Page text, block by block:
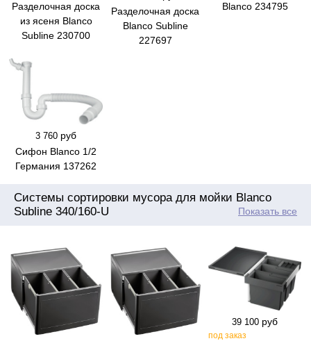
Разделочная доска
из ясеня Blanco
Subline 230700
Разделочная доска
Blanco Subline
227697
Blanco 234795
3 760 руб
Сифон Blanco 1/2
Германия 137262
Системы сортировки мусора для мойки Blanco
Subline 340/160-U
Показать все
39 100 руб
под заказ